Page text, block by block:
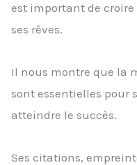
est important de croire
ses rêves.
Il nous montre que la
sont essentielles pour
atteindre le succès.
Ses citations,